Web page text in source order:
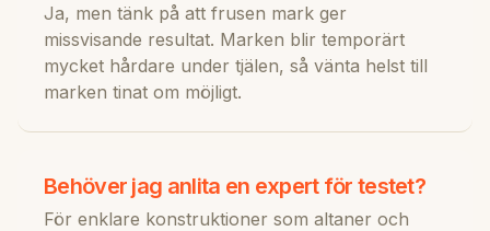
Ja, men tänk på att frusen mark ger
missvisande resultat. Marken blir temporärt
mycket hårdare under tjälen, så vänta helst till
marken tinat om möjligt.
Behöver jag anlita en expert för testet?
För enklare konstruktioner som altaner och